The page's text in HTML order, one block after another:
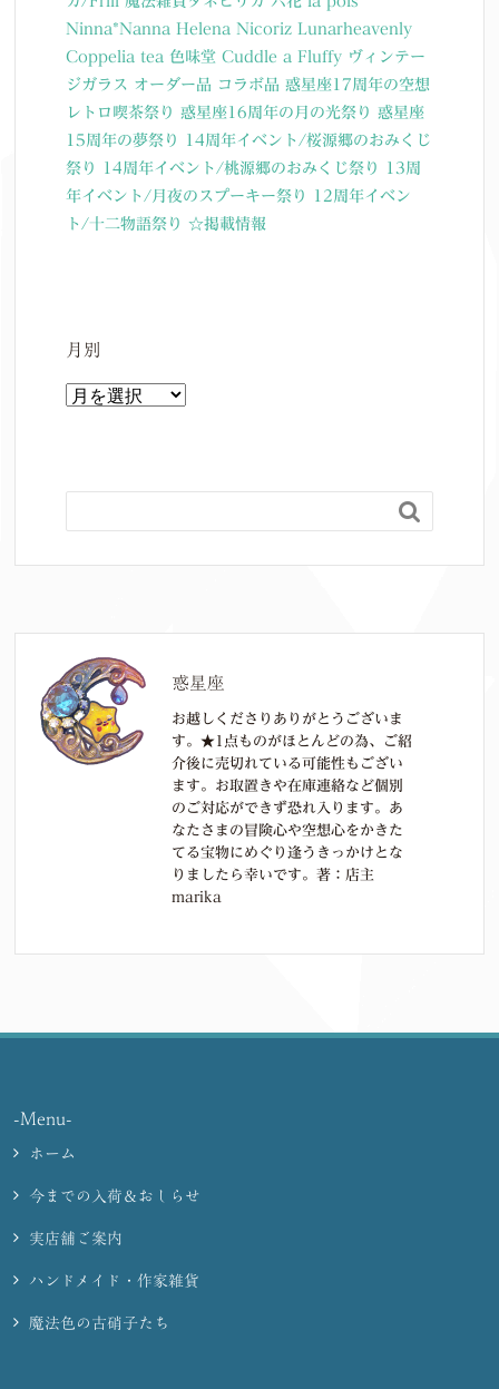
Ninna*Nanna
Helena Nicoriz
Lunarheavenly
Coppelia tea 色味堂 Cuddle a Fluffy ヴィンテー
ジガラス オーダー品 コラボ品 惑星座17周年の空想
レトロ喫茶祭り
惑星座16周年の月の光祭り
惑星座
15周年の夢祭り
14周年イベント/桜源郷のおみくじ
祭り
14周年イベント/桃源郷のおみくじ祭り
13周
年イベント/月夜のスプーキー祭り
12周年イベン
ト/十二物語祭り
☆掲載情報
月別
月

惑星座
お越しくださりありがとうございま
す。★1点ものがほとんどの為、ご紹
介後に売切れている可能性もござい
ます。お取置きや在庫連絡など個別
のご対応ができず恐れ入ります。あ
なたさまの冒険心や空想心をかきた
てる宝物にめぐり逢うきっかけとな
りましたら幸いです。著：店主
marika
-Menu-
ホーム
今までの入荷＆おしらせ
実店舗ご案内
ハンドメイド・作家雑貨
魔法色の古硝子たち